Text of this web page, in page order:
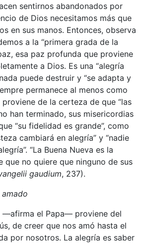
sentirnos abandonados por
de Dios necesitamos más que
en sus manos. Entonces, observa
a la “primera grada de la
esa paz profunda que proviene
a Dios. Es una “alegría
puede destruir y “se adapta y
permanece al menos como
de la certeza de que “las
han terminado, sus misericordias
“su fidelidad es grande”, como
cambiará en alegría” y “nadie
“La Buena Nueva es la
que no quiere que ninguno de sus
gaudium, 237).
amado
—afirma el Papa— proviene del
de creer que nos amó hasta el
por nosotros. La alegría es saber